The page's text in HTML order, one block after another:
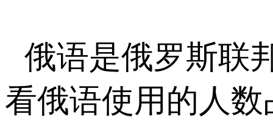
俄语是俄罗斯联
看俄语使用的人